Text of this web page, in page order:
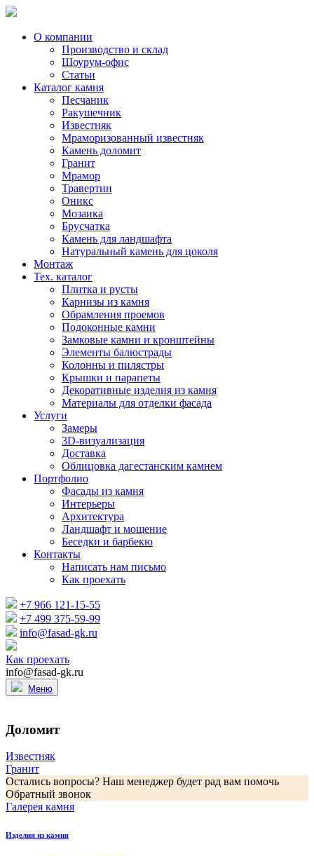
Skip
contentО компании
Производство и склад
Шоурум-офис
Статьи
Каталог камня
Песчаник
Ракушечник
Известняк
Мраморизованный известняк
Камень доломит
Гранит
Мрамор
Травертин
Оникс
Мозаика
Брусчатка
Камень для ландшафта
Натуральный камень для цоколя
Монтаж
Тех. каталог
Плитка и русты
Карнизы из камня
Обрамления проемов
Подоконные камни
Замковые камни и кронштейны
Элементы балюстрады
Колонны и пилястры
Крышки и парапеты
Декоративные изделия из камня
Материалы для отделки фасада
Услуги
Замеры
3D-визуализация
Доставка
Облицовка дагестанским камнем
Портфолио
Фасады из камня
Интерьеры
Архитектура
Ландшафт и мощение
Беседки и барбекю
Контакты
Написать нам письмо
Как проехать
+7 966 121-15-55
+7 499 375-59-99
info@fasad-gk.ru
Как проехать
info@fasad-gk.ru
Меню
Доломит
Навигация
по
записям
Известняк
Гранит
Остались вопросы? Наш менеджер будет рад вам помочь
Обратный звонок
Галерея камня
Изделия из камня